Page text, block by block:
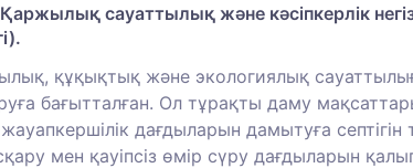
сауаттылық және кәсіпкерлік
құқықтық және экологиялық
бағытталған. Ол тұрақты даму
дағдыларын дамытуға септігін
мен қауіпсіз өмір сүру дағдыларын